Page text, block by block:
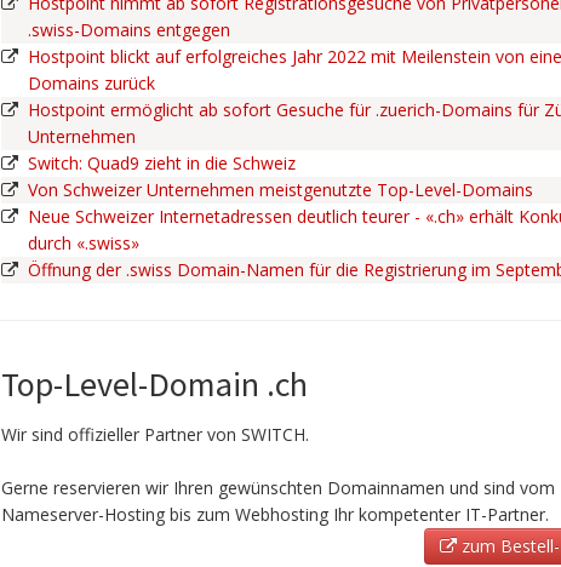
.swiss-Domains entgegen
Hostpoint blickt auf erfolgreiches Jahr 2022 mit Meilenstein von
Domains zurück
Hostpoint ermöglicht ab sofort Gesuche für .zuerich-Domains für
Unternehmen
Switch: Quad9 zieht in die Schweiz
Von Schweizer Unternehmen meistgenutzte Top-Level-Domains
Neue Schweizer Internetadressen deutlich teurer - «.ch» erhält
durch «.swiss»
Öffnung der .swiss Domain-Namen für die Registrierung im
Top-Level-Domain .ch
Wir sind offizieller Partner von SWITCH.
Gerne reservieren wir Ihren gewünschten Domainnamen und sind vom
Nameserver-Hosting bis zum Webhosting Ihr kompetenter IT-Partner.
zum